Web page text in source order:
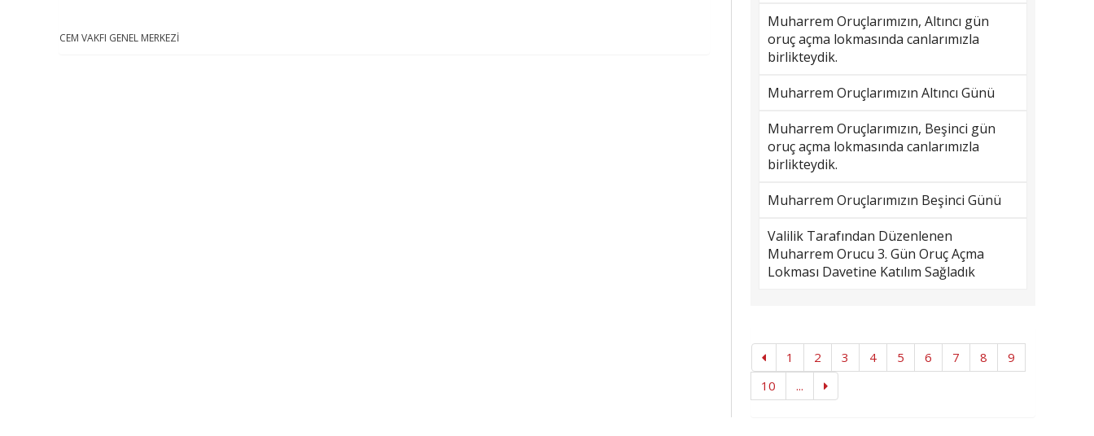
CEM VAKFI GENEL MERKEZİ
Muharrem Oruçlarımızın, Altıncı gün
oruç açma lokmasında canlarımızla
birlikteydik.
Muharrem Oruçlarımızın Altıncı Günü
Muharrem Oruçlarımızın, Beşinci gün
oruç açma lokmasında canlarımızla
birlikteydik.
Muharrem Oruçlarımızın Beşinci Günü
Valilik Tarafından Düzenlenen
Muharrem Orucu 3. Gün Oruç Açma
Lokması Davetine Katılım Sağladık
1 2 3 4 5 6 7 8
9
10
...